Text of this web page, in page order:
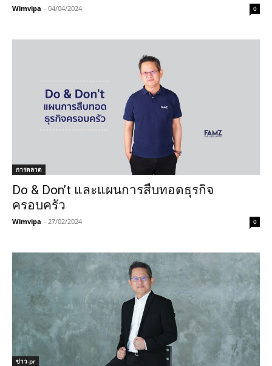
Wimvipa - 04/04/2024 0
การตลาด
Do & Don’t และแผนการสืบทอดธุรกิจ
ครอบครัว
Wimvipa - 27/02/2024 0
ข่าว-pr